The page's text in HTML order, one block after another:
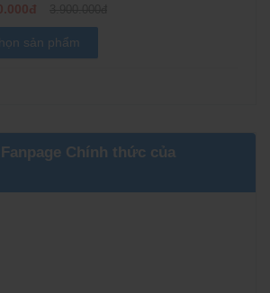
sản phẩm
Chính thức của